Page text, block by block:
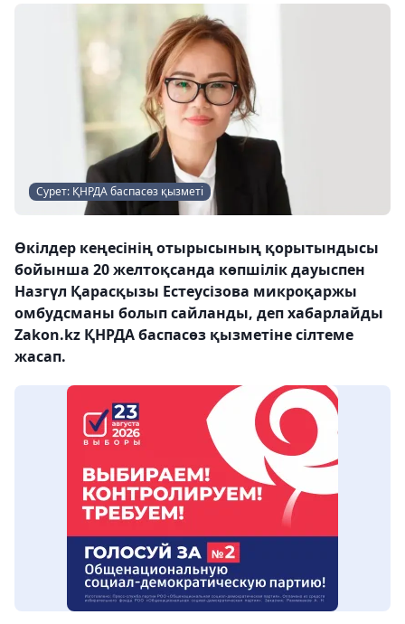
Сурет: ҚНРДА баспасөз қызметі
Өкілдер кеңесінің отырысының қорытындысы
бойынша 20 желтоқсанда көпшілік дауыспен
Назгүл Қарасқызы Естеусізова микроқаржы
омбудсманы болып сайланды, деп хабарлайды
Zakon.kz ҚНРДА баспасөз қызметіне сілтеме
жасап.